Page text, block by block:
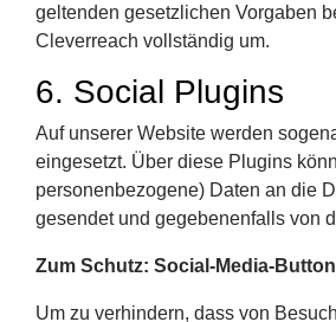
geltenden gesetzlichen Vorgaben
Cleverreach vollständig um.
6. Social Plugins
Auf unserer Website werden
eingesetzt. Über diese Plugins
personenbezogene) Daten an die
gesendet und gegebenenfalls von
Zum Schutz: Social-Media-
Um zu verhindern, dass von